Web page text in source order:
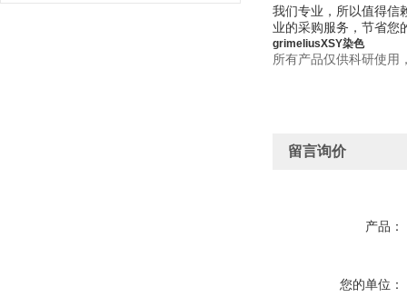
我们专业，所以值得信
业的采购服务，节省您
grimeliusXSY染色
所有产品仅供科研使用
留言询价
产品：
您的单位：